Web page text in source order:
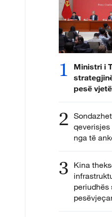
1
Ministri i
pesë
2
nga të
3 Kina
periudhës